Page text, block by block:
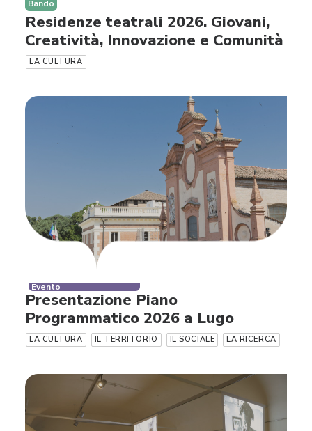
Bando
Residenze teatrali 2026. Giovani,
Creatività, Innovazione e Comunità
LA CULTURA
Evento
Presentazione Piano
Programmatico 2026 a Lugo
LA CULTURA IL TERRITORIO IL SOCIALE LA RICERCA